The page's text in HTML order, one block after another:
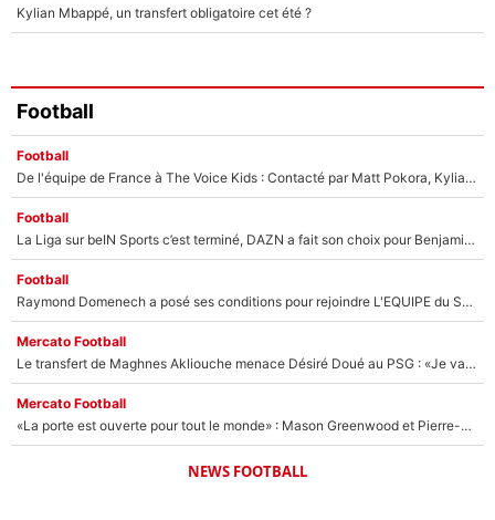
Kylian Mbappé, un transfert obligatoire cet été ?
Football
Football
De l'équipe de France à The Voice Kids : Contacté par Matt Pokora, Kylian Mbappé a accepté de jouer un rôle inédit sur TF1 !
Football
La Liga sur beIN Sports c’est terminé, DAZN a fait son choix pour Benjamin Da Silva et Omar Da Fonseca !
Football
Raymond Domenech a posé ses conditions pour rejoindre L'EQUIPE du Soir : Il refuse de faire l'émission avec un autre chroniqueur !
Mercato Football
Le transfert de Maghnes Akliouche menace Désiré Doué au PSG : «Je valide à 200%»
Mercato Football
«La porte est ouverte pour tout le monde» : Mason Greenwood et Pierre-Emerick Aubameyang ont quitté l'OM, Amine Gouiri balance sur la suite du mercato et sur la réaction du vestiaire !
NEWS FOOTBALL